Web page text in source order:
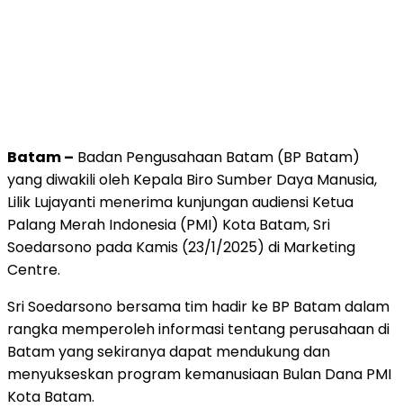
Batam – Badan Pengusahaan Batam (BP Batam)
yang diwakili oleh Kepala Biro Sumber Daya Manusia,
Lilik Lujayanti menerima kunjungan audiensi Ketua
Palang Merah Indonesia (PMI) Kota Batam, Sri
Soedarsono pada Kamis (23/1/2025) di Marketing
Centre.
Sri Soedarsono bersama tim hadir ke BP Batam dalam
rangka memperoleh informasi tentang perusahaan di
Batam yang sekiranya dapat mendukung dan
menyukseskan program kemanusiaan Bulan Dana PMI
Kota Batam.